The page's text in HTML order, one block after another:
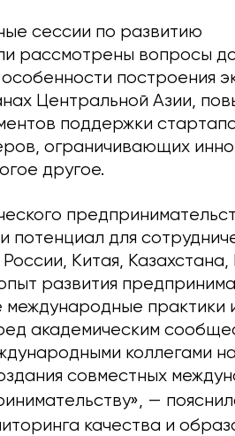
сессии по развитию
рассмотрены вопросы
построения
Центральной Азии,
поддержки
ограничивающих
другое.
потенциал для
Китая,
развития
международные практики
академическим
коллегами
совместных
—
качества и